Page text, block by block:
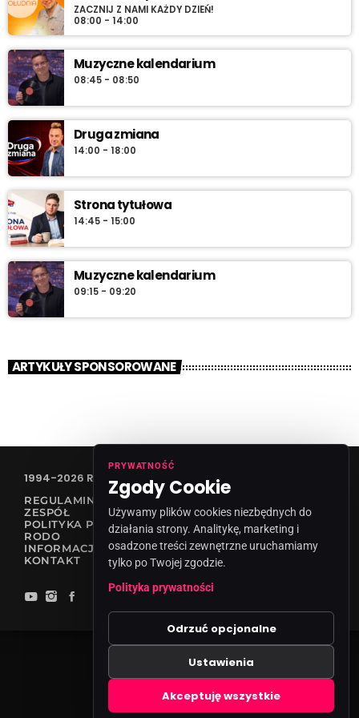
ZACZNIJ Z NAMI KAŻDY DZIEŃ!
08:00 - 14:00
Muzyczne kalendarium
08:45 - 08:50
Druga zmiana
14:00 - 18:00
Strona tytułowa
14:45 - 15:00
Muzyczne kalendarium
09:15 - 09:20
ARTYKUŁY SPONSOROWANE
1994-2026 RADIO VANESSA SPÓŁKA Z O.O
REGULAMIN KONKURSÓW
ZESPÓŁ
POLITYKA PRYWATNOŚCI
RODO
INFORMACJA O NADAWCY
KONTAKT
PRYWATNOŚĆ
Zgody Cookie
Używamy plików cookies niezbędnych do
działania strony. Analitykę, marketing i
osadzone treści zewnętrzne uruchamiamy
tylko po Twojej zgodzie.
Polityka prywatności
Odrzuć opcjonalne
Ustawienia
Akceptuję wszystkie
Zgody cookies